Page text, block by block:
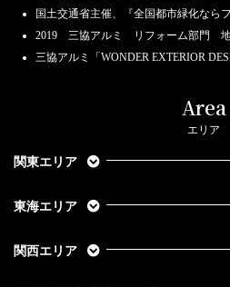
国土交通省主催、『全国都市緑化ならフ
2019 三協アルミ リフォーム部門
三協アルミ「WONDER EXTERIOR
Area
エリア
関東エリア
東海エリア
関西エリア